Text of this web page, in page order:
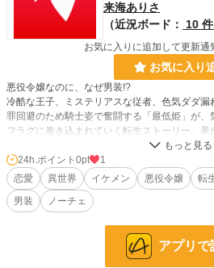
来海ありさ
（近況ボード：
10 件
お気に入りに追加して更新通
お気に入り
悪役令嬢なのに、なぜ男装!?
冷酷な王子、ミステリアスな従者、色気ダダ
罪回避のため騎士姿で奮闘する「最低姫」が
フラグに巻き込まれていく転生ストーリー。
けることができるのか？？ ジレジレ溺愛スト
◇◇
騎士の国ウンディーネ国の王女アーシャは、そ
だが、ある日、国の守り石である青の石の色が
し、ここが乙女ゲーム「蒼き騎士たちと聖女」
24h.ポイント 0pt
1
恋愛
異世界 イケメン 悪役令嬢 転
男装
ノーチェ
アプリで